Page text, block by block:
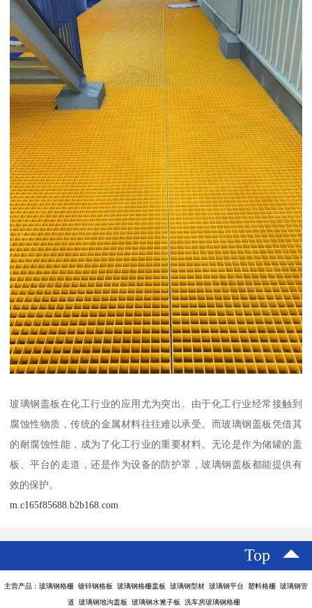
玻璃钢盖板在化工行业的应用尤为突出。由于化工行业经常接触到
腐蚀性物质，传统的金属材料往往难以承受。而玻璃钢盖板凭借其
的耐腐蚀性能，成为了化工行业的重要材料。无论是作为储罐的盖
板、平台的走道，还是作为设备的防护罩，玻璃钢盖板都能提供有
效的保护。
m.c165f85688.b2b168.com
Top
主营产品：玻璃钢格栅 镀锌钢格板 玻璃钢格栅盖板 玻璃钢型材 玻璃钢平台 塑料格栅 玻璃钢管
道 玻璃钢地沟盖板 玻璃钢水篦子板 洗车房玻璃钢格栅